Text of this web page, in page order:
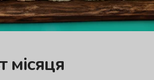
місяця